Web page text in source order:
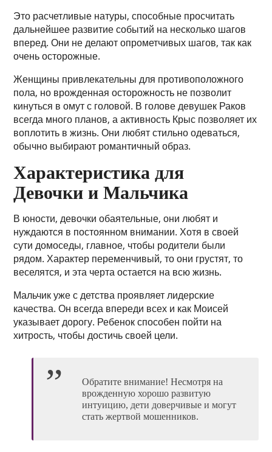
Это расчетливые натуры, способные просчитать
дальнейшее развитие событий на несколько шагов
вперед. Они не делают опрометчивых шагов, так как
очень осторожные.
Женщины привлекательны для противоположного
пола, но врожденная осторожность не позволит
кинуться в омут с головой. В голове девушек Раков
всегда много планов, а активность Крыс позволяет их
воплотить в жизнь. Они любят стильно одеваться,
обычно выбирают романтичный образ.
Характеристика для
Девочки и Мальчика
В юности, девочки обаятельные, они любят и
нуждаются в постоянном внимании. Хотя в своей
сути домоседы, главное, чтобы родители были
рядом. Характер переменчивый, то они грустят, то
веселятся, и эта черта остается на всю жизнь.
Мальчик уже с детства проявляет лидерские
качества. Он всегда впереди всех и как Моисей
указывает дорогу. Ребенок способен пойти на
хитрость, чтобы достичь своей цели.
Обратите внимание! Несмотря на
врожденную хорошо развитую
интуицию, дети доверчивые и могут
стать жертвой мошенников.